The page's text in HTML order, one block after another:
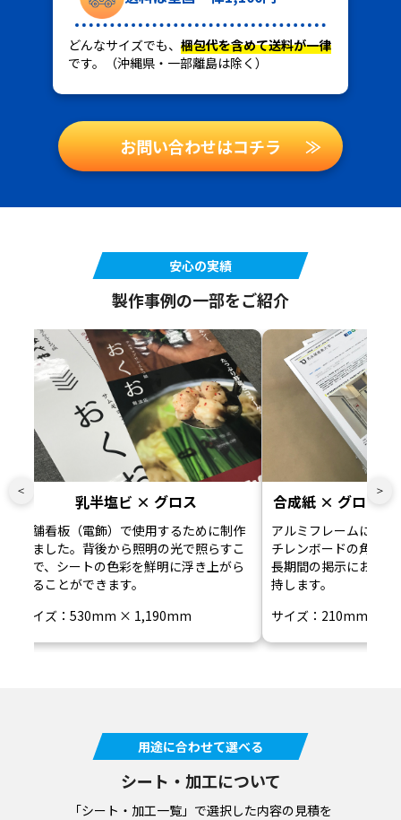
どんなサイズでも、 梱包代を含めて送料が一律
です。（沖縄県・一部離島は除く）
お問い合わせはコチラ ≫
安心の実績
製作事例の一部をご紹介
＜
乳半塩ビ × グロス
店舗看板（電飾）で使用するために制作
しました。背後から照明の光で照らすこ
とで、シートの色彩を鮮明に浮き上がら
せることができます。
サイズ：530mm × 1,190mm
合成紙 × グロス ×
アルミフレームによ
チレンボードの角の
長期間の掲示におい
持します。
サイズ：210mm ×
＞
用途に合わせて選べる
シート・加工について
「シート・加工一覧」で選択した内容の見積を